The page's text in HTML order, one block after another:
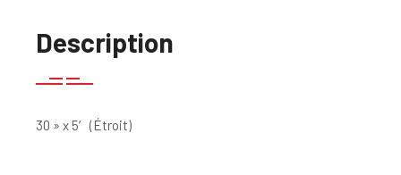
Description
30 » x 5′ (Étroit)